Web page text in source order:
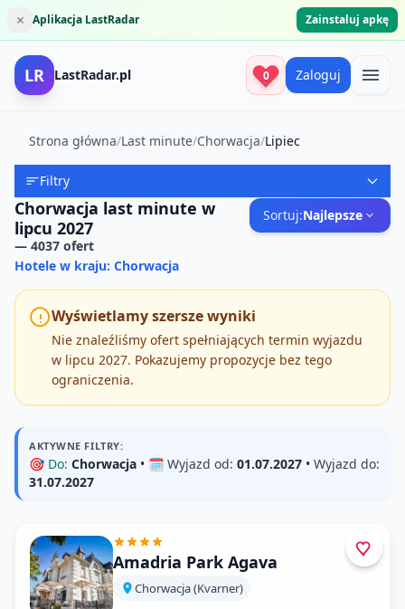
× Aplikacja LastRadar Zainstaluj apkę
LR LastRadar.pl 0 Zaloguj
Strona główna/Last minute/Chorwacja/Lipiec
Filtry
Chorwacja last minute w
lipcu 2027
— 4037 ofert
Sortuj:Najlepsze
Hotele w kraju: Chorwacja
Wyświetlamy szersze wyniki
Nie znaleźliśmy ofert spełniających termin wyjazdu
w lipcu 2027. Pokazujemy propozycje bez tego
ograniczenia.
AKTYWNE FILTRY:
🎯 Do: Chorwacja • 🗓️ Wyjazd od: 01.07.2027 • Wyjazd do:
31.07.2027
Amadria Park Agava
Chorwacja (Kvarner)